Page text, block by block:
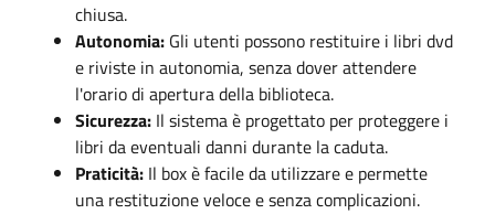
chiusa.
Autonomia: Gli utenti possono restituire i libri dvd
e riviste in autonomia, senza dover attendere
l'orario di apertura della biblioteca.
Sicurezza: Il sistema è progettato per proteggere i
libri da eventuali danni durante la caduta.
Praticità: Il box è facile da utilizzare e permette
una restituzione veloce e senza complicazioni.